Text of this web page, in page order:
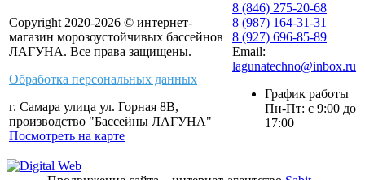
Copyright 2020-2026 © интернет-
магазин морозоустойчивых бассейнов
ЛАГУНА. Все права защищены.
Обработка персональных данных
г. Самара улица ул. Горная 8В,
производство "Бассейны ЛАГУНА"
Посмотреть на карте
8 (846) 275-20-68
8 (987) 164-31-31
8 (927) 696-85-89
Email:
lagunatechno@inbox.ru
График работы
Пн-Пт: с 9:00 до
17:00